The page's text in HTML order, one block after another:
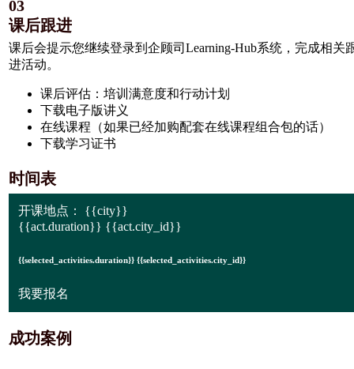
03
课后跟进
课后会提示您继续登录到企顾司Learning-Hub系统，完成相关
进活动。
课后评估：培训满意度和行动计划
下载电子版讲义
在线课程（如果已经加购配套在线课程组合包的话）
下载学习证书
时间表
开课地点： {{city}}
{{act.duration}} {{act.city_id}}
{{selected_activities.duration}} {{selected_activities.city_id}}
我要报名
成功案例